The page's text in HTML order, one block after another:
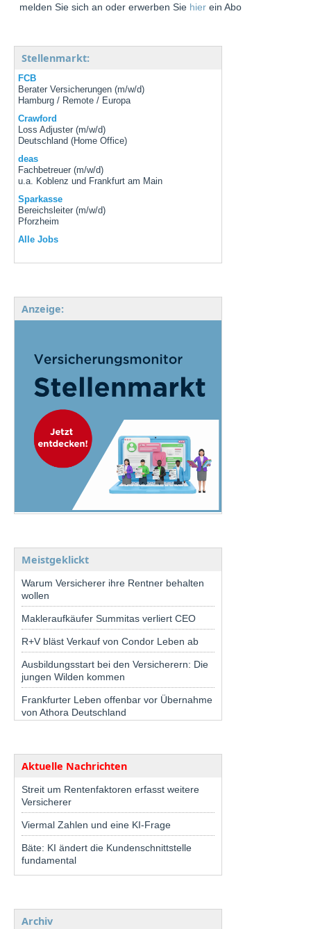
melden Sie sich an oder erwerben Sie hier ein Abo
Stellenmarkt:
FCB
Berater Versicherungen (m/w/d)
Hamburg / Remote / Europa
Crawford
Loss Adjuster (m/w/d)
Deutschland (Home Office)
deas
Fachbetreuer (m/w/d)
u.a. Koblenz und Frankfurt am Main
Sparkasse
Bereichsleiter (m/w/d)
Pforzheim
Alle Jobs
Anzeige:
Meistgeklickt
Warum Versicherer ihre Rentner behalten
wollen
Makleraufkäufer Summitas verliert CEO
R+V bläst Verkauf von Condor Leben ab
Ausbildungsstart bei den Versicherern: Die
jungen Wilden kommen
Frankfurter Leben offenbar vor Übernahme
von Athora Deutschland
Aktuelle Nachrichten
Streit um Rentenfaktoren erfasst weitere
Versicherer
Viermal Zahlen und eine KI-Frage
Bäte: KI ändert die Kundenschnittstelle
fundamental
Archiv